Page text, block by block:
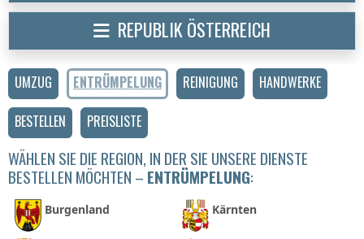
UMZUG ENTRÜMPELUNG REINIGUNG
HANDWERKE
BESTELLEN
PREISLISTE
WÄHLEN SIE DIE REGION, IN DER SIE UNSERE DIENSTE
BESTELLEN MÖCHTEN – ENTRÜMPELUNG:
Burgenland Kärnten
REPUBLIK ÖSTERREICH